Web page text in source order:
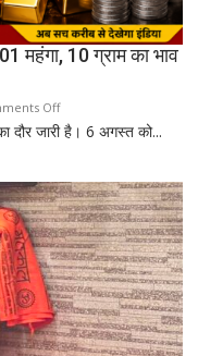
महंगा, 10 ग्राम का भाव
Offon
सोना-
चमके:
6
दिन
में
सोना
₹5,501
महंगा,
दौर जारी है। 6 अगस्त को...